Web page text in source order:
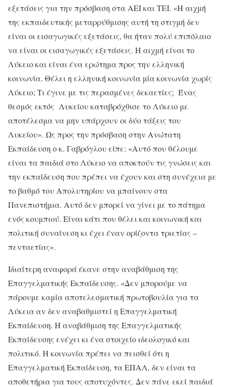
εξετάσεις για την πρόσβαση στα ΑΕΙ και ΤΕΙ. «Η αιχμή
της εκπαιδευτικής μεταρρύθμισης αυτή τη στιγμή δεν
είναι οι εισαγωγικές εξετάσεις, θα ήταν πολύ επιπόλαιο
να είναι οι εισαγωγικές εξετάσεις. Η αιχμή είναι το
Λύκειο και είναι ένα ερώτημα προς την ελληνική
κοινωνία. Θέλει η ελληνική κοινωνία μία κοινωνία χωρίς
Λύκειο; Τι έγινε με τις περασμένες δεκαετίες; Ένας
θεσμός εκτός Λυκείου καταβρόχθισε το Λύκειο με
αποτέλεσμα να μην υπάρχουν οι δύο τάξεις του
Λυκείου». Ως προς την πρόσβαση στην Ανώτατη
Εκπαίδευση ο κ. Γαβρόγλου είπε: «Αυτό που θέλουμε
είναι τα παιδιά στο Λύκειο να αποκτούν τις γνώσεις και
την εκπαίδευση που πρέπει να έχουν και στη συνέχεια με
το βαθμό του Απολυτηρίου να μπαίνουν στα
Πανεπιστήμια. Αυτό δεν μπορεί να γίνει με το πάτημα
ενός κουμπιού. Eίναι κάτι που θέλει και κοινωνική και
πολιτική συναίνεση κι έχει έναν ορίζοντα τριετίας –
πενταετίας».
Ιδιαίτερη αναφορά έκανε στην αναβάθμιση της
Επαγγελματικής Εκπαίδευσης. «Δεν μπορούμε να
πάρουμε καμία αποτελεσματική πρωτοβουλία για τα
Λύκεια αν δεν αναβαθμιστεί η Επαγγελματική
Εκπαίδευση. Η αναβάθμιση της Επαγγελματικής
Εκπαίδευσης ενέχει κι ένα στοιχείο ιδεολογικό και
πολιτικό. Η κοινωνία πρέπει να πεισθεί ότι η
Επαγγελματική Εκπαίδευση, τα ΕΠΑΛ, δεν είναι τα
αποθετήρια για τους αποτυχόντες. Δεν πάνε εκεί παιδιά